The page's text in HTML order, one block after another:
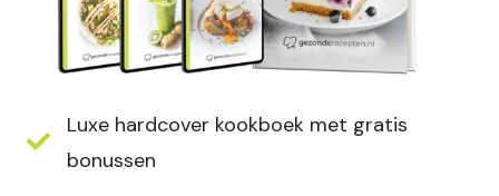
Luxe hardcover kookboek met gratis
bonussen